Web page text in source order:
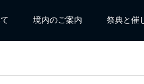
境内のご案内 祭典と催